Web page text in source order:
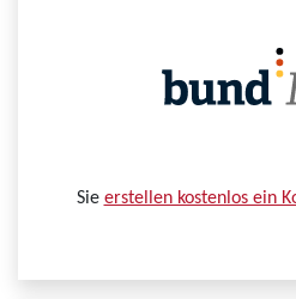
Sie erstellen kostenlos ein